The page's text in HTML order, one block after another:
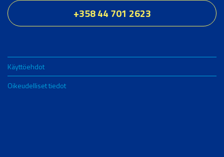
+358 44 701 2623
Käyttöehdot
Oikeudelliset tiedot